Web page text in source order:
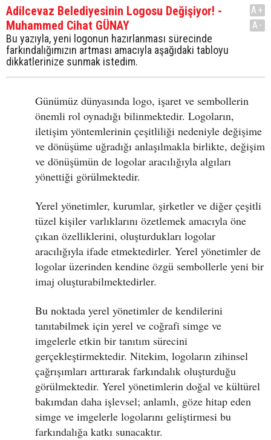
Adilcevaz Belediyesinin Logosu Değişiyor! -
Muhammed Cihat GÜNAY
Bu yazıyla, yeni logonun hazırlanması sürecinde
farkındalığımızın artması amacıyla aşağıdaki tabloyu
dikkatlerinize sunmak istedim.
A+
A-
Günümüz dünyasında logo, işaret ve sembollerin
önemli rol oynadığı bilinmektedir. Logoların,
iletişim yöntemlerinin çeşitliliği nedeniyle değişime
ve dönüşüme uğradığı anlaşılmakla birlikte, değişim
ve dönüşümün de logolar aracılığıyla algıları
yönettiği görülmektedir.
Yerel yönetimler, kurumlar, şirketler ve diğer çeşitli
tüzel kişiler varlıklarını özetlemek amacıyla öne
çıkan özelliklerini, oluşturdukları logolar
aracılığıyla ifade etmektedirler. Yerel yönetimler de
logolar üzerinden kendine özgü sembollerle yeni bir
imaj oluşturabilmektedirler.
Bu noktada yerel yönetimler de kendilerini
tanıtabilmek için yerel ve coğrafi simge ve
imgelerle etkin bir tanıtım sürecini
gerçekleştirmektedir. Nitekim, logoların zihinsel
çağrışımları arttırarak farkındalık oluşturduğu
görülmektedir. Yerel yönetimlerin doğal ve kültürel
bakımdan daha işlevsel; anlamlı, göze hitap eden
simge ve imgelerle logolarını geliştirmesi bu
farkındalığa katkı sunacaktır.